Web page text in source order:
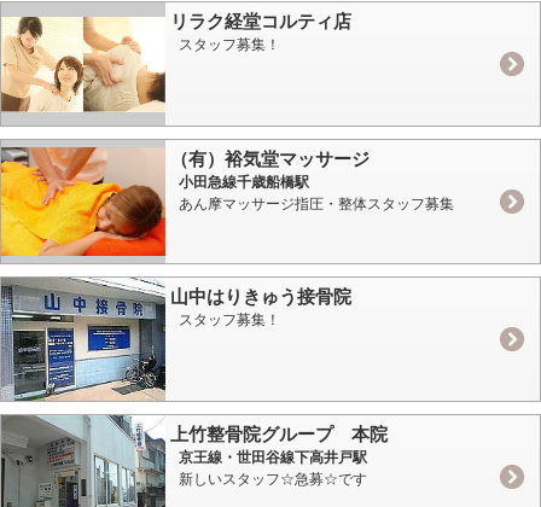
リラク経堂コルティ店
スタッフ募集！
（有）裕気堂マッサージ
小田急線千歳船橋駅
あん摩マッサージ指圧・整体スタッフ募集
山中はりきゅう接骨院
スタッフ募集！
上竹整骨院グループ 本院
京王線・世田谷線下高井戸駅
新しいスタッフ☆急募☆です